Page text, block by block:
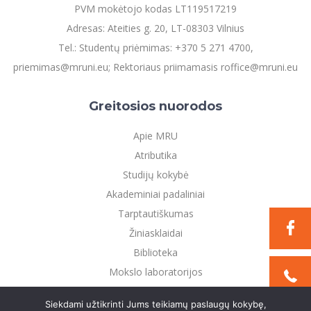
PVM mokėtojo kodas LT119517219
Adresas: Ateities g. 20, LT-08303 Vilnius
Tel.: Studentų priėmimas: +370 5 271 4700,
priemimas@mruni.eu; Rektoriaus priimamasis roffice@mruni.eu
Greitosios nuorodos
Apie MRU
Atributika
Studijų kokybė
Akademiniai padaliniai
Tarptautiškumas
Žiniasklaidai
Biblioteka
Mokslo laboratorijos
Privatumo politika
Siekdami užtikrinti Jums teikiamų paslaugų kokybę,